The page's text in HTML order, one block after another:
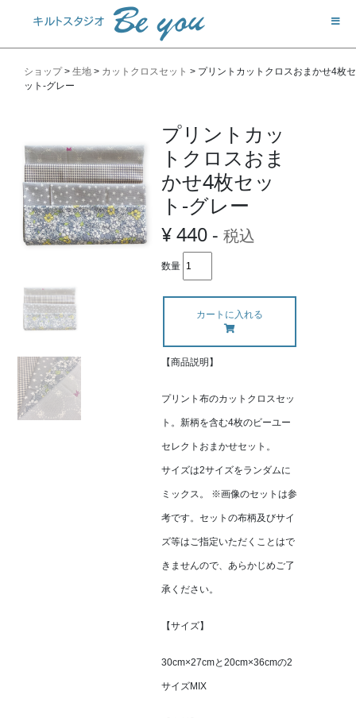
ショップ> 生地 > カットクロスセット > プリントカットクロスおまかせ4枚セ
ット-グレー
プリントカッ
トクロスおま
かせ4枚セッ
ト-グレー
¥ 440 - 税込
数量
【商品説明】
プリント布のカットクロスセッ
ト。新柄を含む4枚のビーユー
セレクトおまかせセット。
サイズは2サイズをランダムに
ミックス。 ※画像のセットは参
考です。セットの布柄及びサイ
ズ等はご指定いただくことはで
きませんので、あらかじめご了
承ください。
【サイズ】
30cm×27cmと20cm×36cmの2
サイズMIX